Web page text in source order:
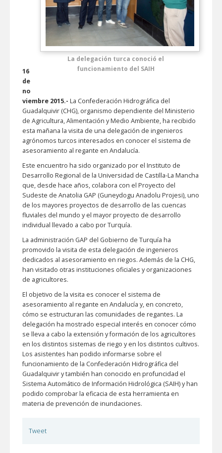
La delegación turca conoció el
funcionamiento del SAIH
16
de
no
viembre 2015.- La Confederación Hidrográfica del
Guadalquivir (CHG), organismo dependiente del Ministerio
de Agricultura, Alimentación y Medio Ambiente, ha recibido
esta mañana la visita de una delegación de ingenieros
agrónomos turcos interesados en conocer el sistema de
asesoramiento al regante en Andalucía.
Este encuentro ha sido organizado por el Instituto de
Desarrollo Regional de la Universidad de Castilla-La Mancha
que, desde hace años, colabora con el Proyecto del
Sudeste de Anatolia GAP (Guneydogu Anadolu Projesi), uno
de los mayores proyectos de desarrollo de las cuencas
fluviales del mundo y el mayor proyecto de desarrollo
individual llevado a cabo por Turquía.
La administración GAP del Gobierno de Turquía ha
promovido la visita de esta delegación de ingenieros
dedicados al asesoramiento en riegos. Además de la CHG,
han visitado otras instituciones oficiales y organizaciones
de agricultores.
El objetivo de la visita es conocer el sistema de
asesoramiento al regante en Andalucía y, en concreto,
cómo se estructuran las comunidades de regantes. La
delegación ha mostrado especial interés en conocer cómo
se lleva a cabo la extensión y formación de los agricultores
en los distintos sistemas de riego y en los distintos cultivos.
Los asistentes han podido informarse sobre el
funcionamiento de la Confederación Hidrográfica del
Guadalquivir y también han conocido en profuncidad el
Sistema Automático de Información Hidrológica (SAIH) y han
podido comprobar la eficacia de esta herramienta en
materia de prevención de inundaciones.
Tweet